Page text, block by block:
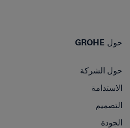
حول GROHE
حول الشركة
الاستدامة
التصميم
الجودة